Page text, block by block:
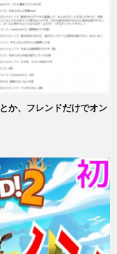
か、フレンドだけでオン